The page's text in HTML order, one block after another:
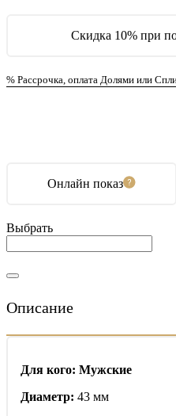
Скидка 10% при
% Рассрочка, оплата Долями или
Онлайн показ
Выбрать
Описание
Для кого: Мужские
Диаметр: 43 мм